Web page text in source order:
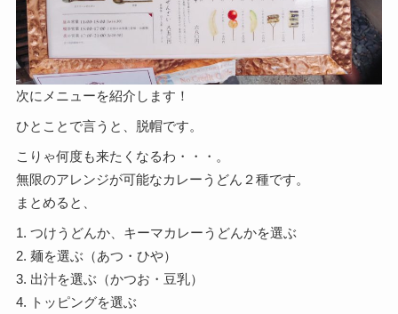
次にメニューを紹介します！
ひとことで言うと、脱帽です。
こりゃ何度も来たくなるわ・・・。
無限のアレンジが可能なカレーうどん２種です。
まとめると、
1. つけうどんか、キーマカレーうどんかを選ぶ
2. 麺を選ぶ（あつ・ひや）
3. 出汁を選ぶ（かつお・豆乳）
4. トッピングを選ぶ